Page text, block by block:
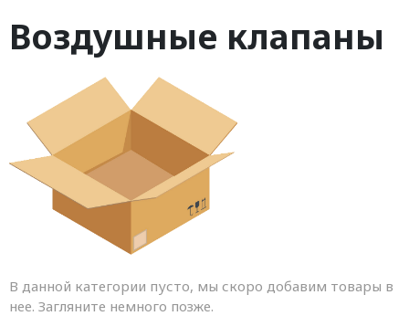
Воздушные клапаны
В данной категории пусто, мы скоро добавим товары в
нее. Загляните немного позже.